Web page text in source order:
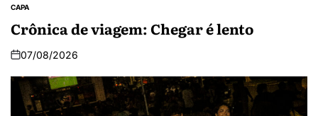
CAPA
Crônica de viagem: Chegar é lento
07/08/2026